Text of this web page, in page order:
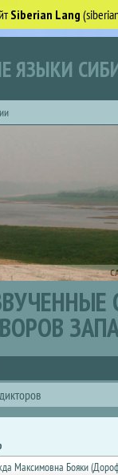
Siberian Lang
ЯЗЫКИ
Максимовна Бояки